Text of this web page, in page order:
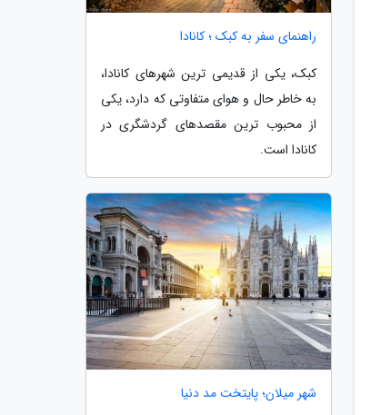
راهنمای سفر به کبک ؛ کانادا
کبک، یکی از قدیمی ترین شهرهای کانادا،
به خاطر حال و هوای متفاوتی که دارد، یکی
از محبوب ترین مقصدهای گردشگری در
کانادا است.
شهر میلان؛ پایتخت مد دنیا